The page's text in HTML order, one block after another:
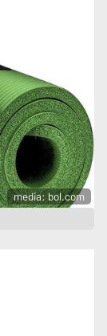
media: bol.com